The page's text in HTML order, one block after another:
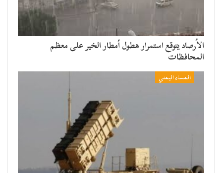
الأرصاد يتوقع استمرار هطول أمطار الخير على معظم
المحافظات
المساء اليمني